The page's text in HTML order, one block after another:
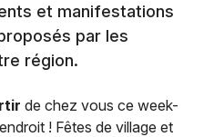
et manifestations
par les
région.
de chez vous ce week-
! Fêtes de village et